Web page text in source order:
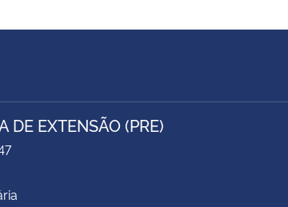
DE EXTENSÃO (PRE)